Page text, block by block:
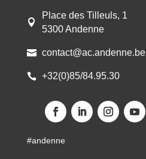

Place des Tilleuls, 1
5300 Andenne
 contact@ac.andenne.be
 +32(0)85/84.95.30
#andenne